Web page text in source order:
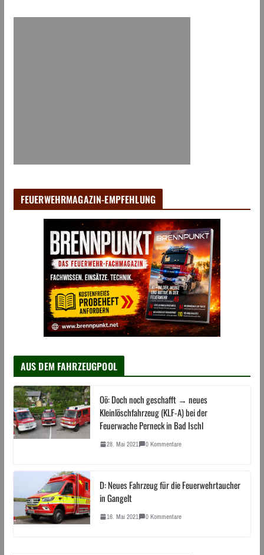
FEUERWEHRMAGAZIN-EMPFEHLUNG
AUS DEM FAHRZEUGPOOL
Oö: Doch noch geschafft → neues
Kleinlöschfahrzeug (KLF-A) bei der
Feuerwache Perneck in Bad Ischl
28. Mai 2021 0 Kommentare
D: Neues Fahrzeug für die Feuerwehrtaucher
in Gangelt
16. Mai 2021 0 Kommentare